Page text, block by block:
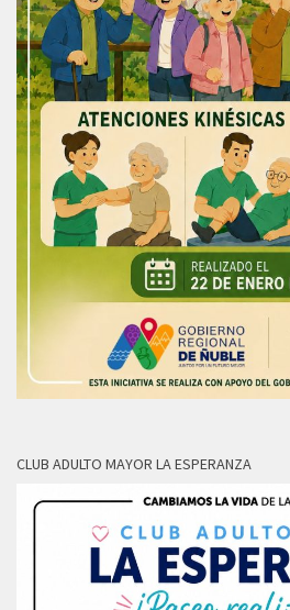
CLUB ADULTO MAYOR LA ESPERANZA